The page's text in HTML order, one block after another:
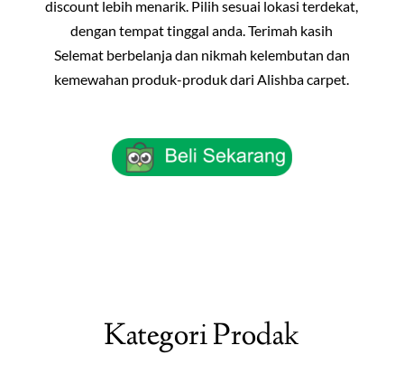
discount lebih menarik. Pilih sesuai lokasi terdekat,
dengan tempat tinggal anda. Terimah kasih
Selemat berbelanja dan nikmah kelembutan dan
kemewahan produk-produk dari Alishba carpet.
Kategori Prodak